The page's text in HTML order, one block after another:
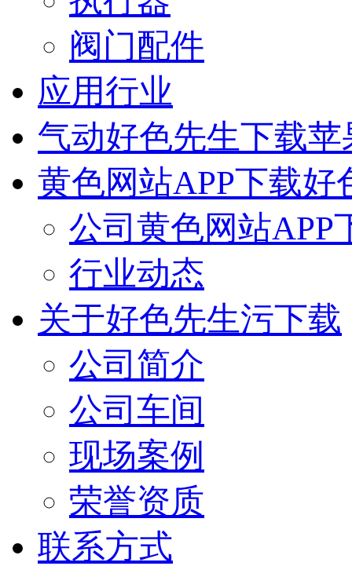
阀门配件
应用行业
气动好色先生下载
黄色网站APP下载好
公司黄色网站APP
行业动态
关于好色先生污下载
公司简介
公司车间
现场案例
荣誉资质
联系方式